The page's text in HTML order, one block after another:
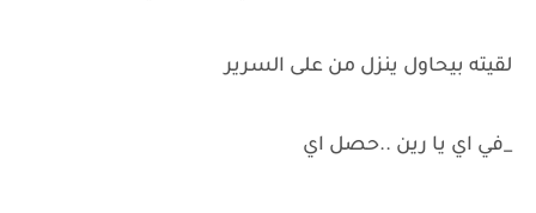
لقيته بيحاول ينزل من على السرير
_في اي يا رين ..حصل اي